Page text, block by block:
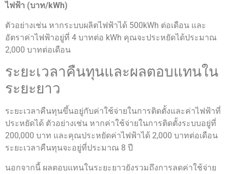
ไฟฟ้า (บาท/kWh)
ตัวอย่างเช่น หากระบบผลิตไฟฟ้าได้ 500kWh ต่อเดือน และ
อัตราค่าไฟฟ้าอยู่ที่ 4 บาทต่อ kWh คุณจะประหยัดได้ประมาณ
2,000 บาทต่อเดือน
ระยะเวลาคืนทุนและผลตอบแทนใน
ระยะยาว
ระยะเวลาคืนทุนขึ้นอยู่กับค่าใช้จ่ายในการติดตั้งและค่าไฟฟ้าที่
ประหยัดได้ ตัวอย่างเช่น หากค่าใช้จ่ายในการติดตั้งระบบอยู่ที่
200,000 บาท และคุณประหยัดค่าไฟฟ้าได้ 2,000 บาทต่อเดือน
ระยะเวลาคืนทุนจะอยู่ที่ประมาณ 8 ปี
นอกจากนี้ ผลตอบแทนในระยะยาวยังรวมถึงการลดค่าใช้จ่าย